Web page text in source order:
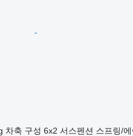
차축 구성 6x2 서스펜션 스프링/